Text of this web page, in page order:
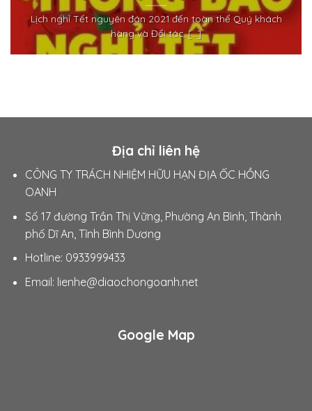
Lịch nghỉ Tết nguyên đán 2021 đến toàn thể Quý khách
hàng và Đối tác, [...]
Địa chỉ liên hệ
CÔNG TY TRÁCH NHIỆM HỮU HẠN ĐỊA ỐC HỒNG
OANH
Số 17 đường Trần Thị Vững, Phường An Bình, Thành
phố Dĩ An, Tỉnh Bình Dương
Hotline: 0933999433
Email: lienhe@diaochongoanh.net
Google Map